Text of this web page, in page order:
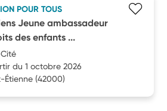
POUR TOUS
Jeune ambassadeur
des enfants ...
du 1 octobre 2026
Étienne (42000)